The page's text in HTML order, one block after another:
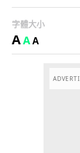
字體大小
AAA